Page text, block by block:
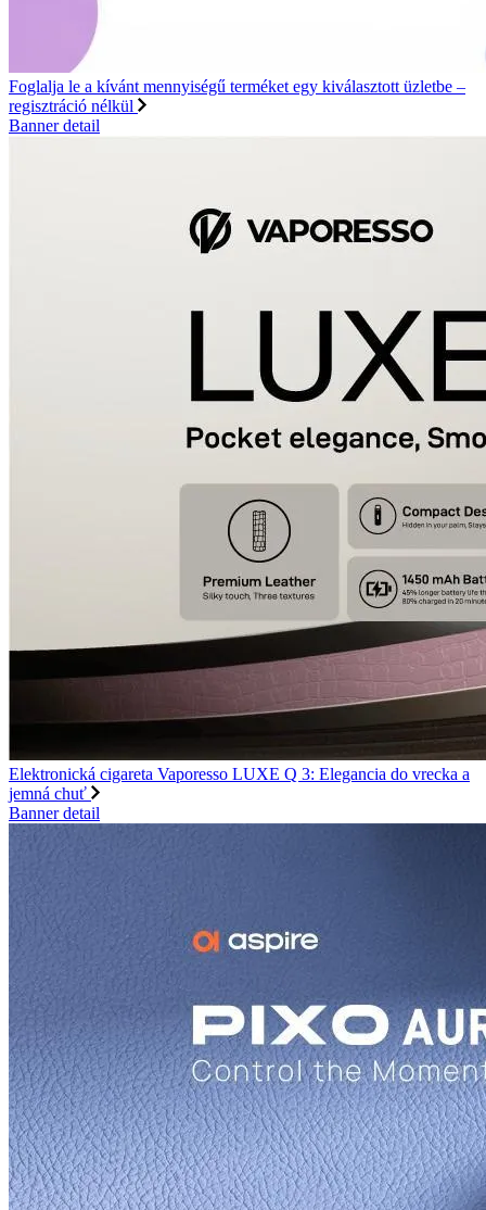
Foglalja le a kívánt mennyiségű terméket egy kiválasztott üzletbe –
regisztráció nélkül
Banner detail
Elektronická cigareta Vaporesso LUXE Q 3: Elegancia do vrecka a
jemná chuť
Banner detail